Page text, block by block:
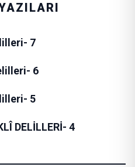
7
6
5
DELİLLERİ- 4